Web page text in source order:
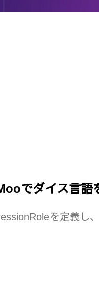
でダイス言語
を定義し